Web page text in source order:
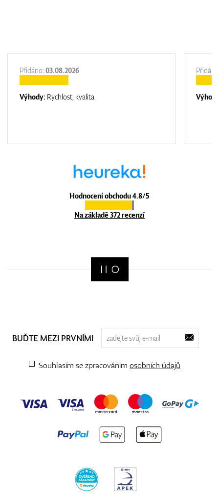
Hodnocení obchodu 4.8/5
Na základě 372 recenzí
Přidáno: 03.08.2026
Výhody: Rychlost, kvalita
BUĎTE MEZI PRVNÍMI
Souhlasím se zpracováním osobních údajů